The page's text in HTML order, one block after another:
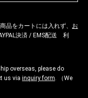
品をカートには入れず、 お
決済 / EMS配送 利
overseas, please do
us via inquiry form . （We